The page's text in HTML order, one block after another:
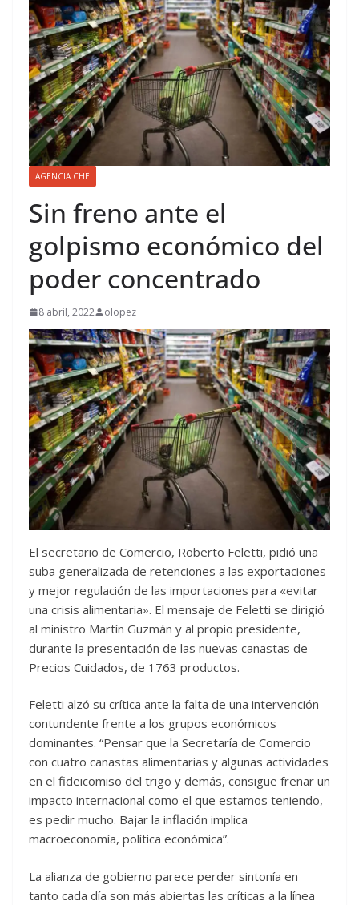
AGENCIA CHE
Sin freno ante el
golpismo económico del
poder concentrado
8 abril, 2022 olopez
El secretario de Comercio, Roberto Feletti, pidió una
suba generalizada de retenciones a las exportaciones
y mejor regulación de las importaciones para «evitar
una crisis alimentaria». El mensaje de Feletti se dirigió
al ministro Martín Guzmán y al propio presidente,
durante la presentación de las nuevas canastas de
Precios Cuidados, de 1763 productos.
Feletti alzó su crítica ante la falta de una intervención
contundente frente a los grupos económicos
dominantes. “Pensar que la Secretaría de Comercio
con cuatro canastas alimentarias y algunas actividades
en el fideicomiso del trigo y demás, consigue frenar un
impacto internacional como el que estamos teniendo,
es pedir mucho. Bajar la inflación implica
macroeconomía, política económica”.
La alianza de gobierno parece perder sintonía en
tanto cada día son más abiertas las críticas a la línea